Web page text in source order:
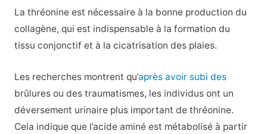
La thréonine est nécessaire à la bonne production du
collagène, qui est indispensable à la formation du
tissu conjonctif et à la cicatrisation des plaies.
Les recherches montrent qu’après avoir subi des
brûlures ou des traumatismes, les individus ont un
déversement urinaire plus important de thréonine.
Cela indique que l’acide aminé est métabolisé à partir